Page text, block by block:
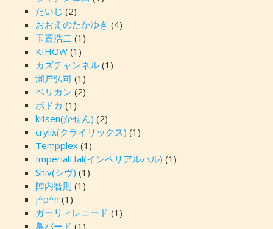
たいじ (2)
おおえのたかゆき (4)
玉置浩二(1)
KIHOW(1)
カズチャンネル(1)
瀬戸弘司 (1)
ペリカン (2)
ボドカ (1)
k4sen(かせん) (2)
crylix(クライリックス) (1)
Tempplex(1)
ImperialHal(インペリアルハル) (1)
Shiv(シヴ) (1)
陣内智則 (1)
j^p^n (1)
ガーリィレコード (1)
鳥バード (1)